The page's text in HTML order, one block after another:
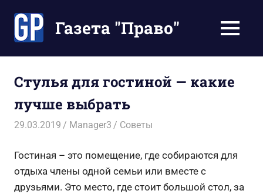
содержимомуГазета "Право"
экономят
Ваше
время
МЕНЮ
Стулья для гостиной — какие
лучше выбрать
29.03.2019 Manager3 Советы
Гостиная – это помещение, где собираются для
отдыха члены одной семьи или вместе с
друзьями. Это место, где стоит большой стол, за